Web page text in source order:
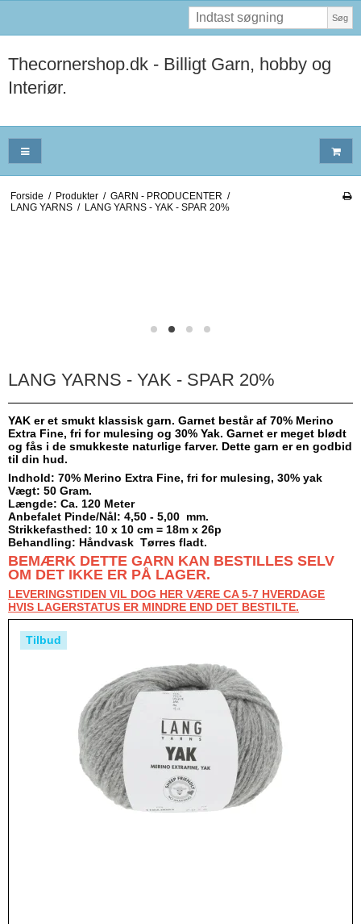
Søg
Thecornershop.dk - Billigt Garn, hobby og
Interiør.
Forside / Produkter / GARN - PRODUCENTER /
LANG YARNS / LANG YARNS - YAK - SPAR 20%
LANG YARNS - YAK - SPAR 20%
YAK er et smukt klassisk garn. Garnet består af 70% Merino
Extra Fine, fri for mulesing og 30% Yak. Garnet er meget blødt
og fås i de smukkeste naturlige farver. Dette garn er en godbid
til din hud.
Indhold: 70% Merino Extra Fine, fri for mulesing, 30% yak
Vægt: 50 Gram.
Længde: Ca. 120 Meter
Anbefalet Pinde/Nål: 4,50 - 5,00 mm.
Strikkefasthed: 10 x 10 cm = 18m x 26p
Behandling: Håndvask Tørres fladt.
BEMÆRK DETTE GARN KAN BESTILLES SELV
OM DET IKKE ER PÅ LAGER.
LEVERINGSTIDEN VIL DOG HER VÆRE CA 5-7 HVERDAGE
HVIS LAGERSTATUS ER MINDRE END DET BESTILTE.
Tilbud